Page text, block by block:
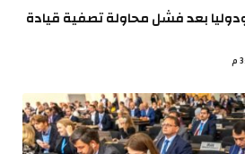
بعد فشل محاولة تصفية قيادة